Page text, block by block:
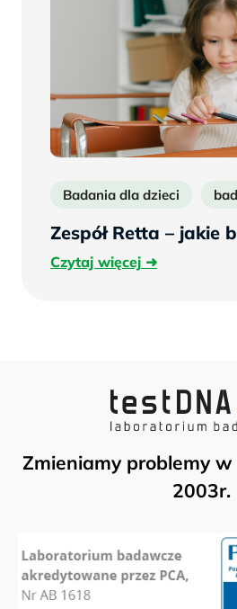
Badania dla dzieci
Zespół Retta – jakie
Czytaj więcejCzytaj
Zmieniamy problemy
2003r.